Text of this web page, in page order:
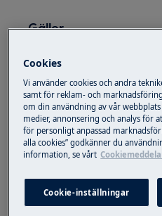
Gäller
Pure I9.2
Robotdammsugare
Lösning
Lyft upp
Orsak
Cookies
Vi använder cookies och andra
samt för reklam- och
om din användning av vår
medier, annonsering och analys för
för personligt anpassad
alla cookies” godkänner du
information, se vårt
Cookie-inställningar